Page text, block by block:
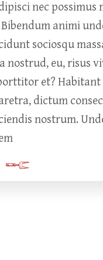
nec possimus
animi
sociosqu
nostrud, eu, risus
et?
dictum
nostrum.